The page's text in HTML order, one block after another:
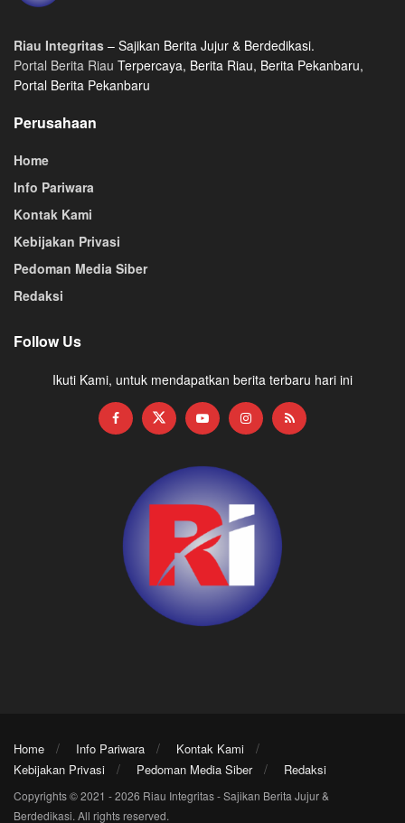
Riau Integritas – Sajikan Berita Jujur & Berdedikasi.
Portal Berita Riau Terpercaya, Berita Riau, Berita Pekanbaru,
Portal Berita Pekanbaru
Perusahaan
Home
Info Pariwara
Kontak Kami
Kebijakan Privasi
Pedoman Media Siber
Redaksi
Follow Us
Ikuti Kami, untuk mendapatkan berita terbaru hari ini
Home Info Pariwara
Kontak Kami
Kebijakan Privasi
Pedoman Media Siber Redaksi
Copyrights © 2021 - 2026 Riau Integritas - Sajikan Berita Jujur &
Berdedikasi. All rights reserved.